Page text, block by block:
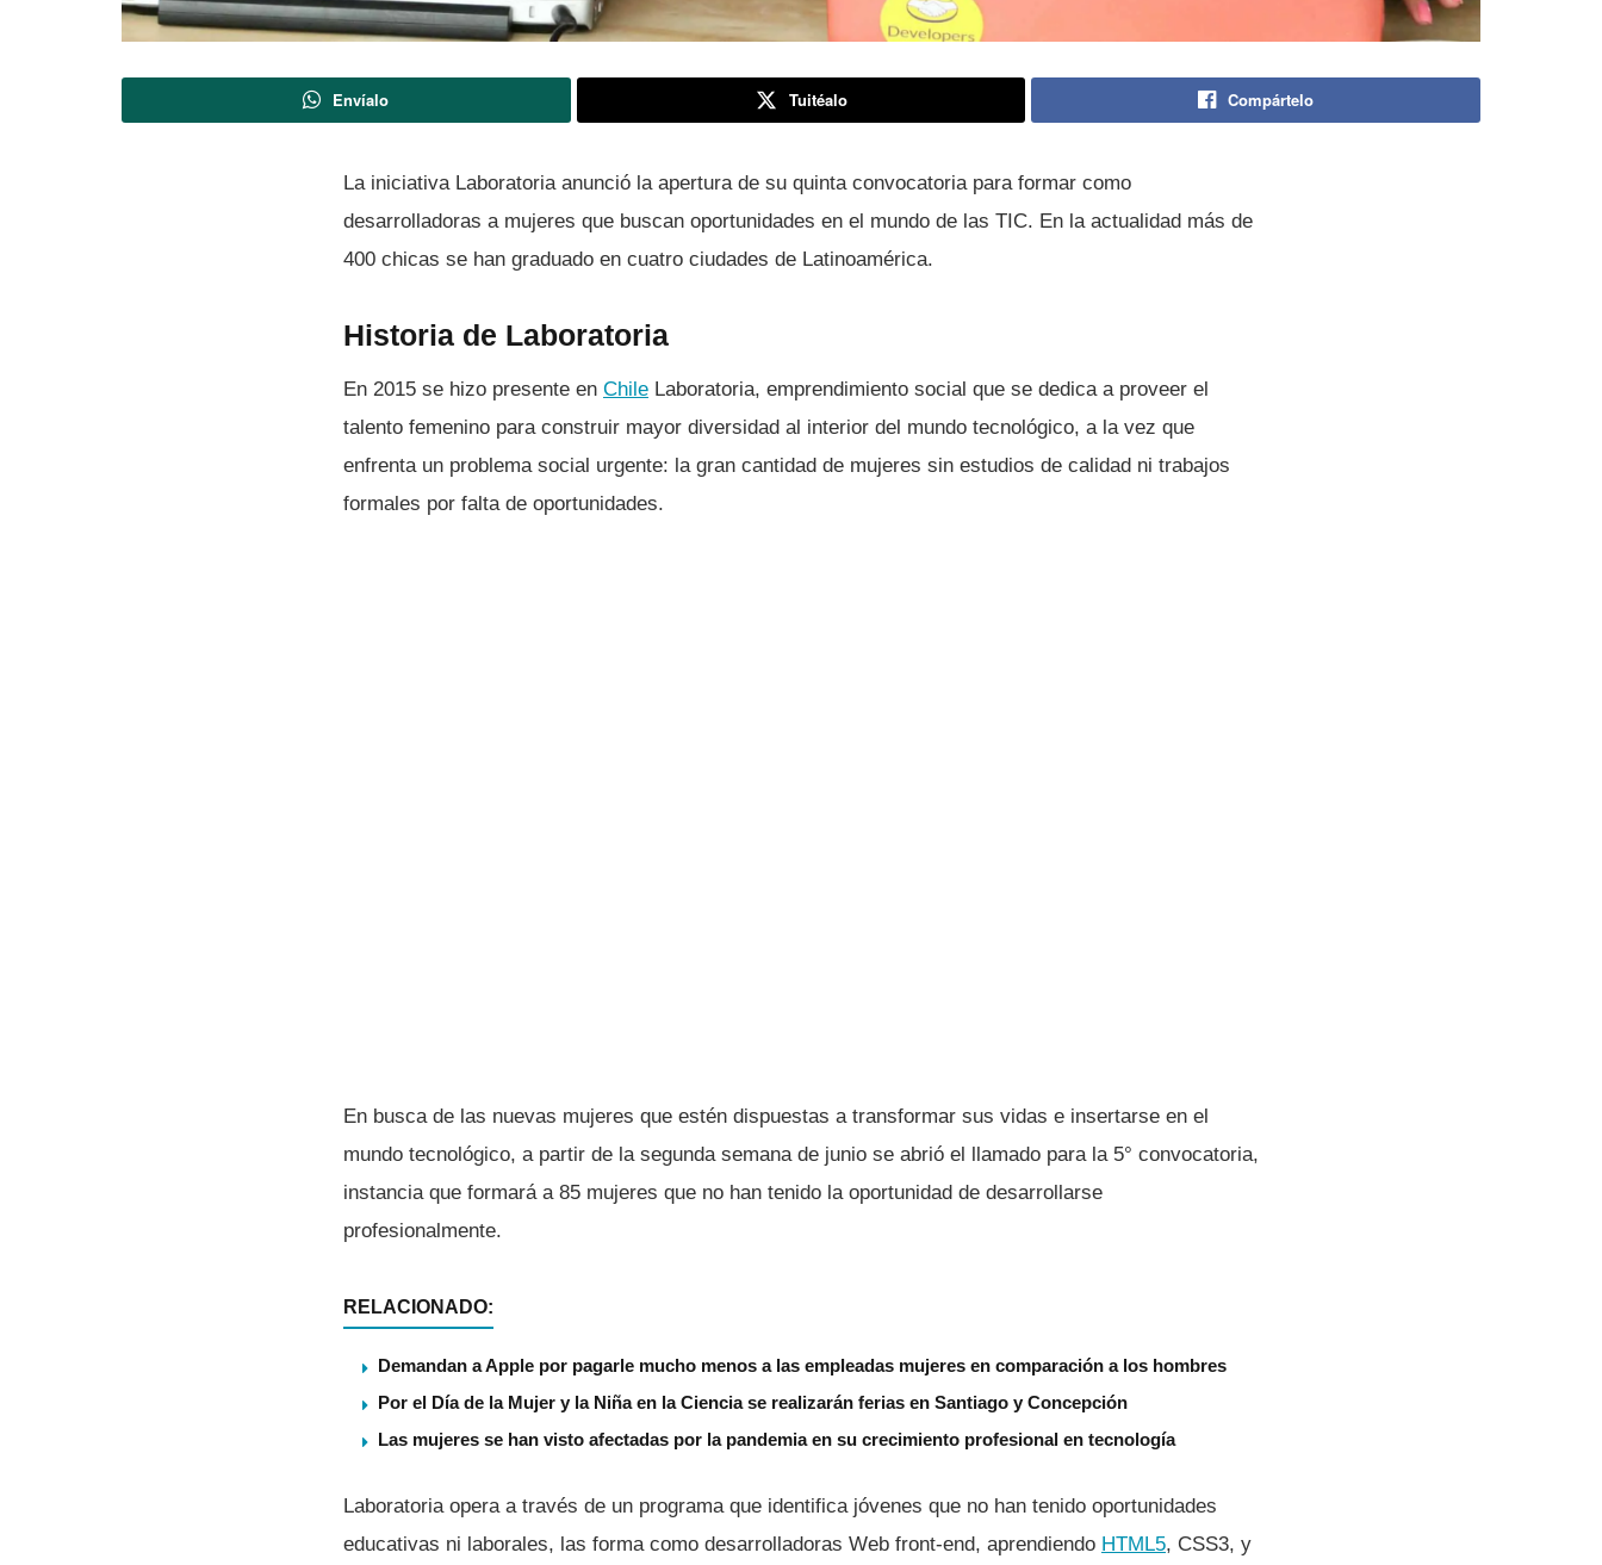
Envíalo Tuitéalo Compártelo
La iniciativa Laboratoria anunció la apertura de su quinta convocatoria para formar como
desarrolladoras a mujeres que buscan oportunidades en el mundo de las TIC. En la actualidad más de
400 chicas se han graduado en cuatro ciudades de Latinoamérica.
Historia de Laboratoria
En 2015 se hizo presente en Chile Laboratoria, emprendimiento social que se dedica a proveer el
talento femenino para construir mayor diversidad al interior del mundo tecnológico, a la vez que
enfrenta un problema social urgente: la gran cantidad de mujeres sin estudios de calidad ni trabajos
formales por falta de oportunidades.
En busca de las nuevas mujeres que estén dispuestas a transformar sus vidas e insertarse en el
mundo tecnológico, a partir de la segunda semana de junio se abrió el llamado para la 5° convocatoria,
instancia que formará a 85 mujeres que no han tenido la oportunidad de desarrollarse
profesionalmente.
RELACIONADO:
Demandan a Apple por pagarle mucho menos a las empleadas mujeres en comparación a los hombres
Por el Día de la Mujer y la Niña en la Ciencia se realizarán ferias en Santiago y Concepción
Las mujeres se han visto afectadas por la pandemia en su crecimiento profesional en tecnologí­a
Laboratoria opera a través de un programa que identifica jóvenes que no han tenido oportunidades
educativas ni laborales, las forma como desarrolladoras Web front-end, aprendiendo HTML5, CSS3, y